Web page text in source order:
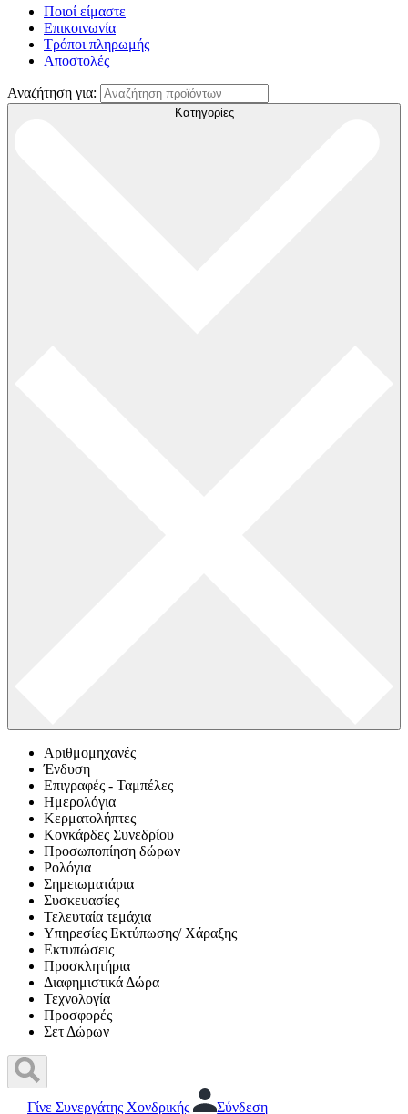
Ποιοί είμαστε
Επικοινωνία
Τρόποι πληρωμής
Αποστολές
Αναζήτηση για:
Κατηγορίες
Αριθμομηχανές
Ένδυση
Επιγραφές - Ταμπέλες
Ημερολόγια
Κερματολήπτες
Κονκάρδες Συνεδρίου
Προσωποπίηση δώρων
Ρολόγια
Σημειωματάρια
Συσκευασίες
Τελευταία τεμάχια
Υπηρεσίες Εκτύπωσης/ Χάραξης
Εκτυπώσεις
Προσκλητήρια
Διαφημιστικά Δώρα
Τεχνολογία
Προσφορές
Σετ Δώρων
Γίνε Συνεργάτης Χονδρικής Σύνδεση